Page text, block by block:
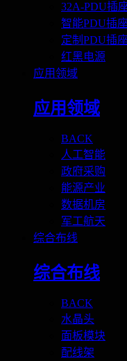
32A-PDU插
智能PDU插
定制PDU插
红黑电源
应用领域
应用领域
BACK
人工智能
政府采购
能源产业
数据机房
军工航天
综合布线
综合布线
BACK
水晶头
面板模块
配线架